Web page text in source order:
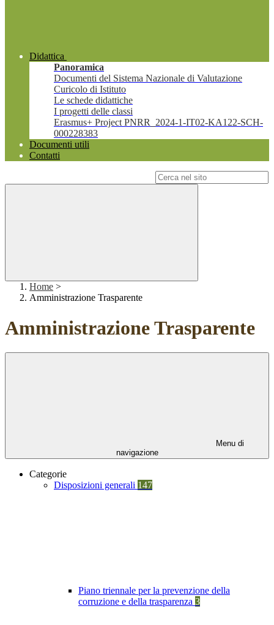
Didattica
Panoramica
Documenti del Sistema Nazionale di Valutazione
Curicolo di Istituto
Le schede didattiche
I progetti delle classi
Erasmus+ Project PNRR_2024-1-IT02-KA122-SCH-
000228383
Documenti utili
Contatti
Home >
Amministrazione Trasparente
Amministrazione Trasparente
Menu di
navigazione
Categorie
Disposizioni generali 147
Piano triennale per la prevenzione della
corruzione e della trasparenza 3